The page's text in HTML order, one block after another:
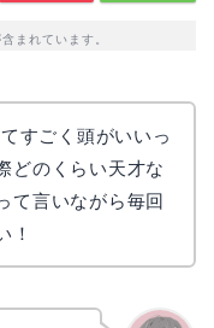
まれています。
すごく頭がいいっ
どのくらい天才な
て言いながら毎回
！